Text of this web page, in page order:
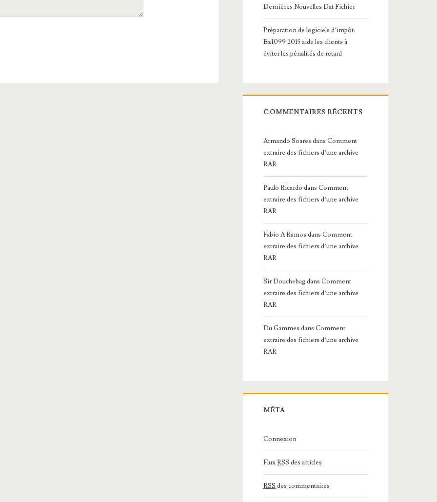
Dernières Nouvelles Dat Fichier
Préparation de logiciels d’impôt:
Ez1099 2015 aide les clients à
éviter les pénalités de retard
COMMENTAIRES RÉCENTS
Armando Soares dansComment
extraire des fichiers d’une archive
RAR
Paulo Ricardo dansComment
extraire des fichiers d’une archive
RAR
Fabio A Ramos dansComment
extraire des fichiers d’une archive
RAR
Sir DouchebagdansComment
extraire des fichiers d’une archive
RAR
Du Gammes dansComment
extraire des fichiers d’une archive
RAR
MÉTA
Connexion
FluxRSS des articles
RSS des commentaires